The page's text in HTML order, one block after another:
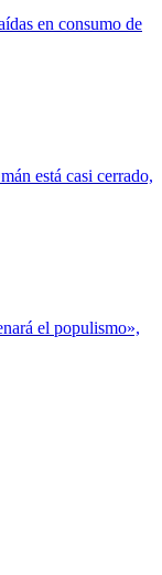
en consumo de
está casi cerrado,
el populismo»,